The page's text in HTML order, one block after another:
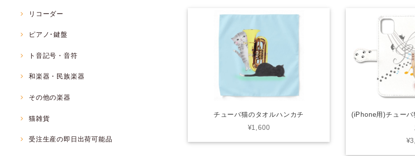
リコーダー
ピアノ･鍵盤
ト音記号・音符
和楽器・民族楽器
その他の楽器
猫雑貨
受注生産の即日出荷可能品
チューバ猫のタオルハンカチ
¥1,600
(iPhone用)チュー